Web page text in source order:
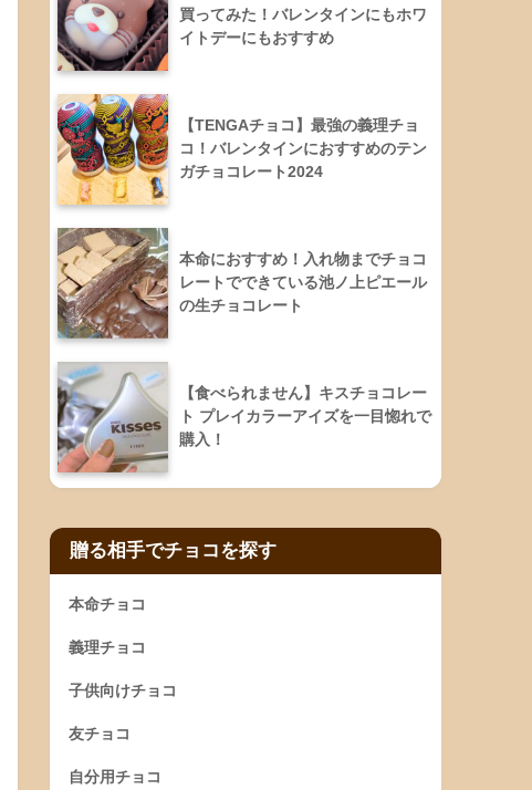
買ってみた！バレンタインにもホワ
イトデーにもおすすめ
【TENGAチョコ】最強の義理チョ
コ！バレンタインにおすすめのテン
ガチョコレート2024
本命におすすめ！入れ物までチョコ
レートでできている池ノ上ピエール
の生チョコレート
【食べられません】キスチョコレー
ト プレイカラーアイズを一目惚れで
購入！
贈る相手でチョコを探す
本命チョコ
義理チョコ
子供向けチョコ
友チョコ
自分用チョコ